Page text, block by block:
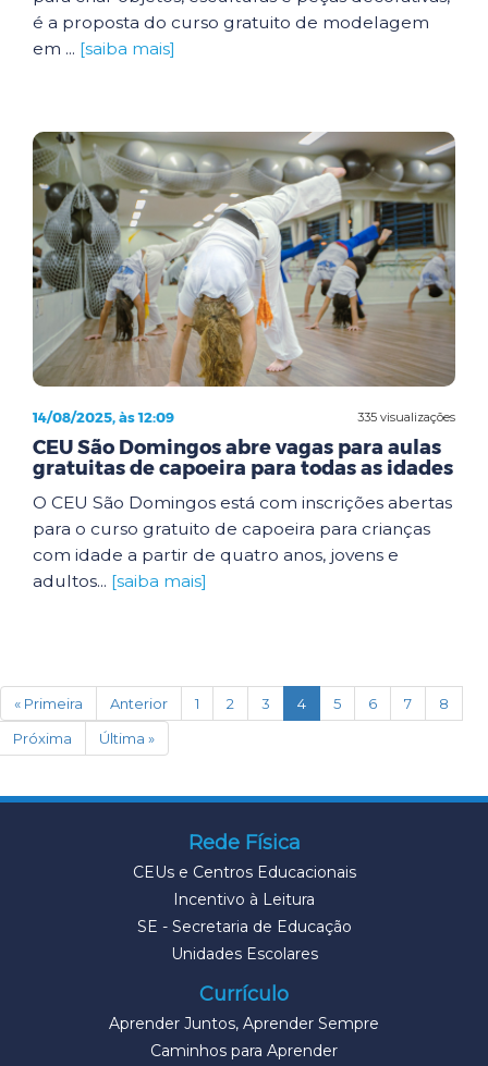
é a proposta do curso gratuito de modelagem
em ... [saiba mais]
335 visualizações
14/08/2025, às 12:09
CEU São Domingos abre vagas para aulas
gratuitas de capoeira para todas as idades
O CEU São Domingos está com inscrições abertas
para o curso gratuito de capoeira para crianças
com idade a partir de quatro anos, jovens e
adultos... [saiba mais]
« Primeira Anterior 1 2 3 4(current)
5 6 7
8
Próxima
Última »
Rede Física
CEUs e Centros Educacionais
Incentivo à Leitura
SE - Secretaria de Educação
Unidades Escolares
Currículo
Aprender Juntos, Aprender Sempre
Caminhos para Aprender